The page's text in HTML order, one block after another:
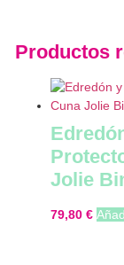
Productos
Jolie
79,80 €